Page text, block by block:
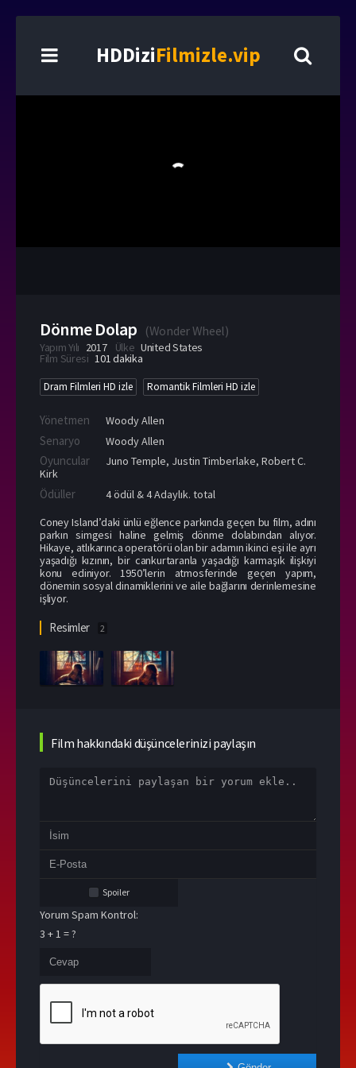
HDDiziFilmizle.vip
Dönme Dolap (Wonder Wheel)
Yapım Yılı 2017 Ülke United States
Film Süresi 101 dakika
Dram Filmleri HD izle Romantik Filmleri HD izle
Yönetmen Woody Allen
Senaryo Woody Allen
Oyuncular Juno Temple, Justin Timberlake, Robert C.
Kirk
Ödüller
4 ödül & 4 Adaylık. total
Coney Island’daki ünlü eğlence parkında geçen bu film, adını
parkın simgesi haline gelmiş dönme dolabından alıyor.
Hikaye, atlıkarınca operatörü olan bir adamın ikinci eşi ile ayrı
yaşadığı kızının, bir cankurtaranla yaşadığı karmaşık ilişkiyi
konu ediniyor. 1950’lerin atmosferinde geçen yapım,
dönemin sosyal dinamiklerini ve aile bağlarını derinlemesine
işliyor.
Resimler 2
Film hakkındaki düşüncelerinizi paylaşın
Spoiler
Yorum Spam Kontrol:
3 + 1 = ?